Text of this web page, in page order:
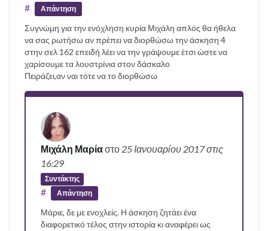
#
Απάντηση
Συγνώμη για την ενόχληση κυρία Μιχάλη απλός θα ήθελα
να σας ρωτήσω αν πρέπει να διορθώσω την άσκηση 4
στην σελ 162 επειδή λέει να την γράψουμε έτσι ώστε να
χαρίσουμε τα λουστρίνια στον δάσκαλο
Πειράζει,αν ναι τότε να το διορθώσω
Μιχάλη Μαρίαστο 25 Ιανουαρίου 2017στις
16:29
Συντάκτης
# Απάντηση
Μάριε, δε με ενοχλείς. Η άσκηση ζητάει ένα
διαφορετικό τέλος στην ιστορία κι αναφέρει ως